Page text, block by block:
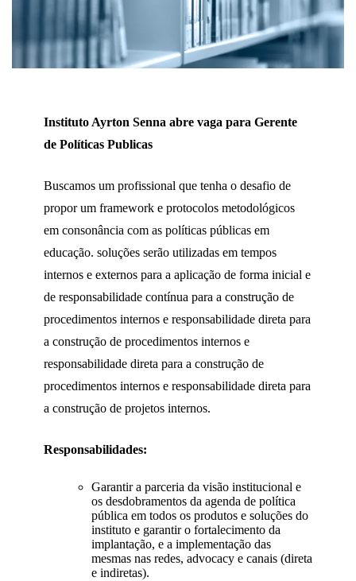
Instituto Ayrton Senna abre vaga para Gerente
de Políticas Publicas
Buscamos um profissional que tenha o desafio de
propor um framework e protocolos metodológicos
em consonância com as políticas públicas em
educação. soluções serão utilizadas em tempos
internos e externos para a aplicação de forma inicial e
de responsabilidade contínua para a construção de
procedimentos internos e responsabilidade direta para
a construção de procedimentos internos e
responsabilidade direta para a construção de
procedimentos internos e responsabilidade direta para
a construção de projetos internos.
Responsabilidades:
Garantir a parceria da visão institucional e
os desdobramentos da agenda de política
pública em todos os produtos e soluções do
instituto e garantir o fortalecimento da
implantação, e a implementação das
mesmas nas redes, advocacy e canais (direta
e indiretas).